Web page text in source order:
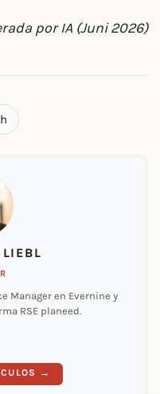
por IA (Juni 2026)
LIEBL
Manager en Evernine y
RSE planeed.
→